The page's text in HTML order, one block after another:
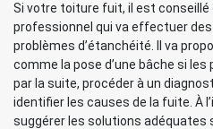
Si votre toiture fuit, il est conseillé
professionnel qui va effectuer
problèmes d’étanchéité. Il va
comme la pose d’une bâche si
par la suite, procéder à un
identifier les causes de la fuite. À
suggérer les solutions adéquates